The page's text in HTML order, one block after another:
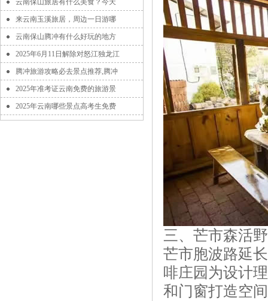
云南保山旅居有什么美食？今天
来云南玉溪旅居，周边一日游哪
云南保山腾冲有什么好玩的地方
2025年6月11日解除对怒江独龙江
腾冲旅游攻略必去景点推荐,腾冲
2025年准考证云南免费的旅游景
2025年云南哪些景点高考生免费
三、芒市森活
芒市胞波路延
啡庄园为设计
和门窗打造空